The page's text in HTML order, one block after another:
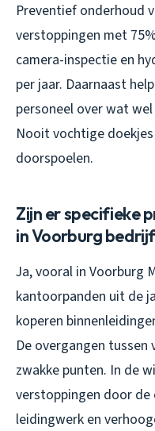
Preventief onderhoud
verstoppingen met
camera-inspectie en
per jaar. Daarnaast
personeel over wat
Nooit vochtige
doorspoelen.
Zijn er specifieke
in Voorburg
Ja, vooral in Voorburg
kantoorpanden uit de
koperen
De overgangen
zwakke punten. In de
verstoppingen door de
leidingwerk en